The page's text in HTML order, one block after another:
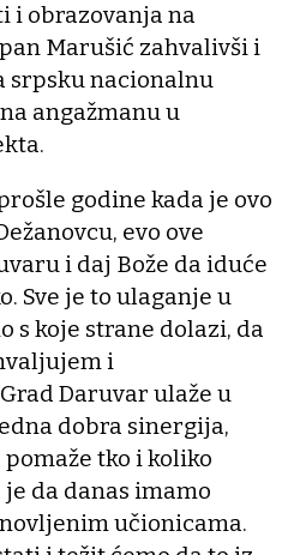
i obrazovanja na
Marušić zahvalivši i
srpsku nacionalnu
angažmanu u
godine kada je ovo
evo ove
i daj Bože da iduće
Sve je to ulaganje u
s koje strane dolazi, da
i
Daruvar ulaže u
dobra sinergija,
tko i koliko
da danas imamo
učionicama.